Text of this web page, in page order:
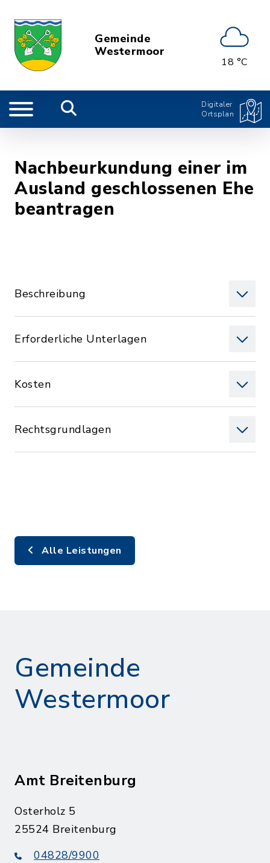
Gemeinde
Westermoor
18 °C
Digitaler
Ortsplan
Nachbeurkundung einer im
Ausland geschlossenen Ehe
beantragen
Beschreibung
Erforderliche Unterlagen
Kosten
Rechtsgrundlagen
Alle Leistungen
Gemeinde
Westermoor
Amt Breitenburg
Osterholz 5
25524 Breitenburg
04828/9900